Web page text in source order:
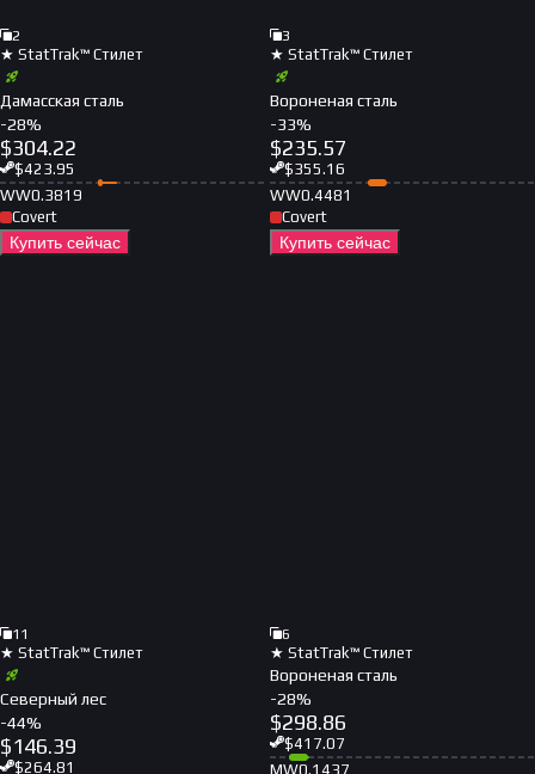
2
★ StatTrak™ Стилет
Дамасская сталь
-28%
$304.22
$423.95
WW0.3819
Covert
Купить сейчас
3
★ StatTrak™ Стилет
Вороненая сталь
-33%
$235.57
$355.16
WW0.4481
Covert
Купить сейчас
11
★ StatTrak™ Стилет
Северный лес
-44%
$146.39
$264.81
6
★ StatTrak™ Стилет
Вороненая сталь
-28%
$298.86
$417.07
MW0.1437